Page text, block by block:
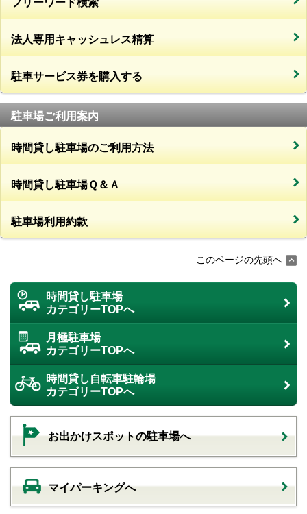
法人専用キャッシュレス精算
駐車サービス券を購入する
駐車場ご利用案内
時間貸し駐車場のご利用方法
時間貸し駐車場Ｑ＆Ａ
駐車場利用約款
このページの先頭へ
時間貸し駐車場
カテゴリーTOPへ
月極駐車場
カテゴリーTOPへ
時間貸し自転車駐輪場
カテゴリーTOPへ
お出かけスポットの駐車場へ
マイパーキングへ